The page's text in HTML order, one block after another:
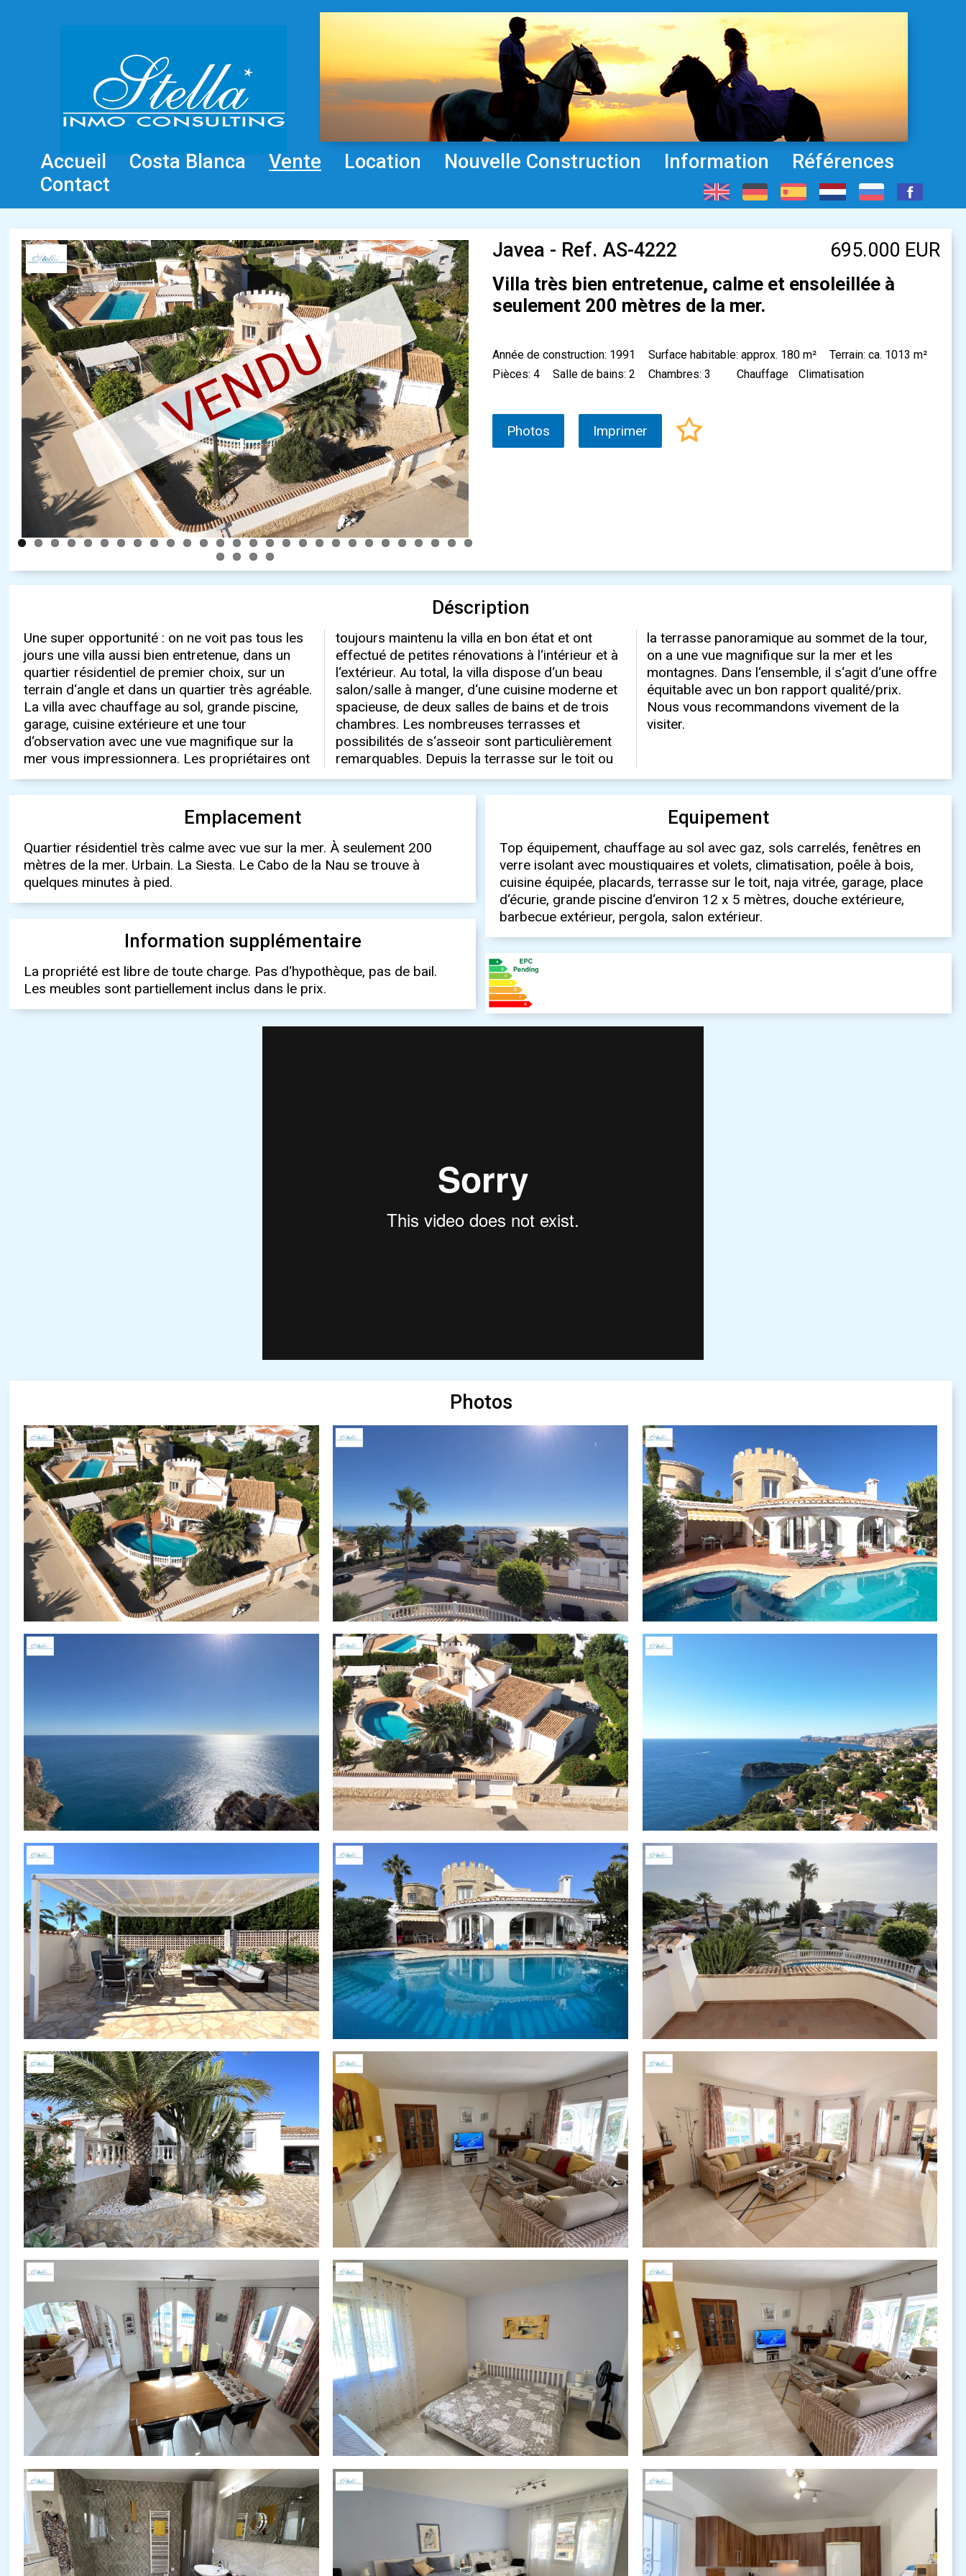
Accueil Costa Blanca Vente Location Nouvelle Construction Information
Références
Contact
VENDU
Javea - Ref. AS-4222 695.000 EUR
Villa très bien entretenue, calme et ensoleillée à
seulement 200 mètres de la mer.
Année de construction: 1991 Surface habitable: approx. 180 m²
Terrain: ca. 1013 m²
Pièces: 4
Salle de bains: 2 Chambres: 3 Chauffage Climatisation
Photos Imprimer
Déscription
Une super opportunité : on ne voit pas tous les
jours une villa aussi bien entretenue, dans un
quartier résidentiel de premier choix, sur un
terrain d‘angle et dans un quartier très agréable.
La villa avec chauffage au sol, grande piscine,
garage, cuisine extérieure et une tour
d‘observation avec une vue magnifique sur la
mer vous impressionnera. Les propriétaires ont
toujours maintenu la villa en bon état et ont
effectué de petites rénovations à l‘intérieur et à
l‘extérieur. Au total, la villa dispose d‘un beau
salon/salle à manger, d‘une cuisine moderne et
spacieuse, de deux salles de bains et de trois
chambres. Les nombreuses terrasses et
possibilités de s‘asseoir sont particulièrement
remarquables. Depuis la terrasse sur le toit ou
la terrasse panoramique au sommet de la tour,
on a une vue magnifique sur la mer et les
montagnes. Dans l‘ensemble, il s‘agit d‘une offre
équitable avec un bon rapport qualité/prix.
Nous vous recommandons vivement de la
visiter.
Emplacement
Quartier résidentiel très calme avec vue sur la mer. À seulement 200
mètres de la mer. Urbain. La Siesta. Le Cabo de la Nau se trouve à
quelques minutes à pied.
Equipement
Top équipement, chauffage au sol avec gaz, sols carrelés, fenêtres en
verre isolant avec moustiquaires et volets, climatisation, poêle à bois,
cuisine équipée, placards, terrasse sur le toit, naja vitrée, garage, place
d‘écurie, grande piscine d‘environ 12 x 5 mètres, douche extérieure,
barbecue extérieur, pergola, salon extérieur.
Information supplémentaire
La propriété est libre de toute charge. Pas d‘hypothèque, pas de bail.
Les meubles sont partiellement inclus dans le prix.
Photos